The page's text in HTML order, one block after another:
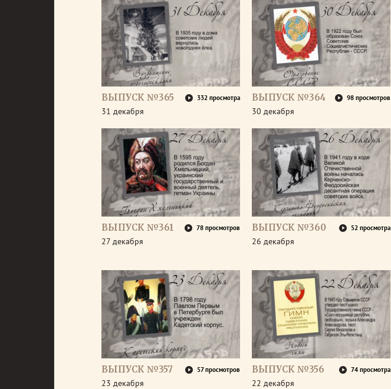
ВЫПУСК №365 332 просмотра
31 декабря
ВЫПУСК №364 98 просмотров
30 декабря
ВЫПУСК №361 78 просмотров
27 декабря
ВЫПУСК №360 52 просмотра
26 декабря
ВЫПУСК №357 57 просмотров
23 декабря
ВЫПУСК №356 74 просмотра
22 декабря